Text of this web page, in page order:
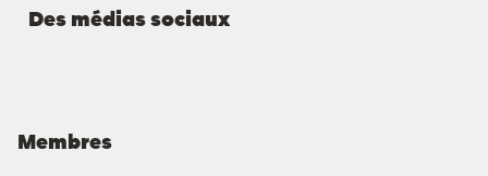
Membres
Des médias sociaux